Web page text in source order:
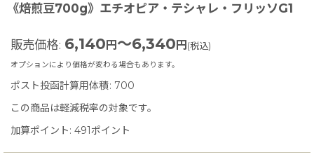
《焙煎豆700g》エチオピア・テシャレ・フリッソG1
販売価格: 6,140 円 ～6,340 円 (税込)
オプションにより価格が変わる場合もあります。
ポスト投函計算用体積: 700
この商品は軽減税率の対象です。
加算ポイント: 491ポイント